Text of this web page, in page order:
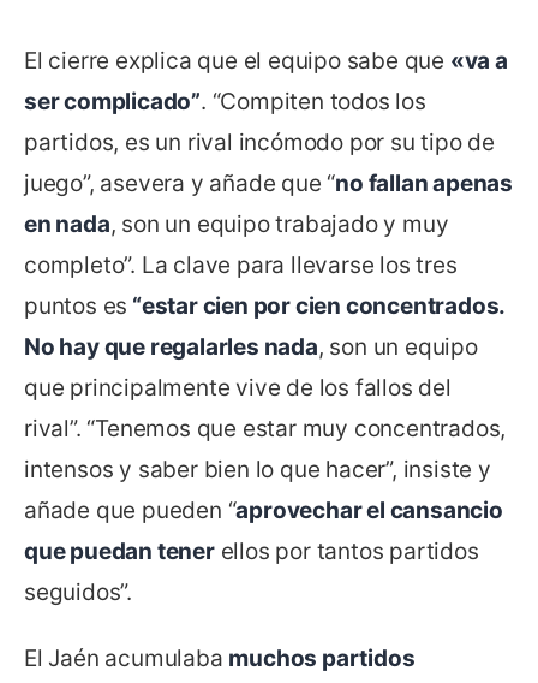
El cierre explica que el equipo sabe que «va a
ser complicado”. “Compiten todos los
partidos, es un rival incómodo por su tipo de
juego”, asevera y añade que “no fallan apenas
en nada, son un equipo trabajado y muy
completo”. La clave para llevarse los tres
puntos es “estar cien por cien concentrados.
No hay que regalarles nada, son un equipo
que principalmente vive de los fallos del
rival”. “Tenemos que estar muy concentrados,
intensos y saber bien lo que hacer”, insiste y
añade que pueden “aprovechar el cansancio
que puedan tenerellos por tantos partidos
seguidos”.
El Jaén acumulaba muchos partidos